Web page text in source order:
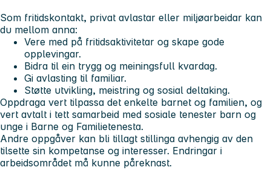
Som fritidskontakt, privat avlastar eller miljøarbeidar kan
du mellom anna:
Vere med på fritidsaktivitetar og skape gode
opplevingar.
Bidra til ein trygg og meiningsfull kvardag.
Gi avlasting til familiar.
Støtte utvikling, meistring og sosial deltaking.
Oppdraga vert tilpassa det enkelte barnet og familien, og
vert avtalt i tett samarbeid med sosiale tenester barn og
unge i Barne og Familietenesta.
Andre oppgåver kan bli tillagt stillinga avhengig av den
tilsette sin kompetanse og interesser. Endringar i
arbeidsområdet må kunne påreknast.